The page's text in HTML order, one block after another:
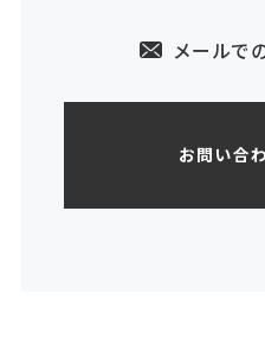
メールで
お問い合